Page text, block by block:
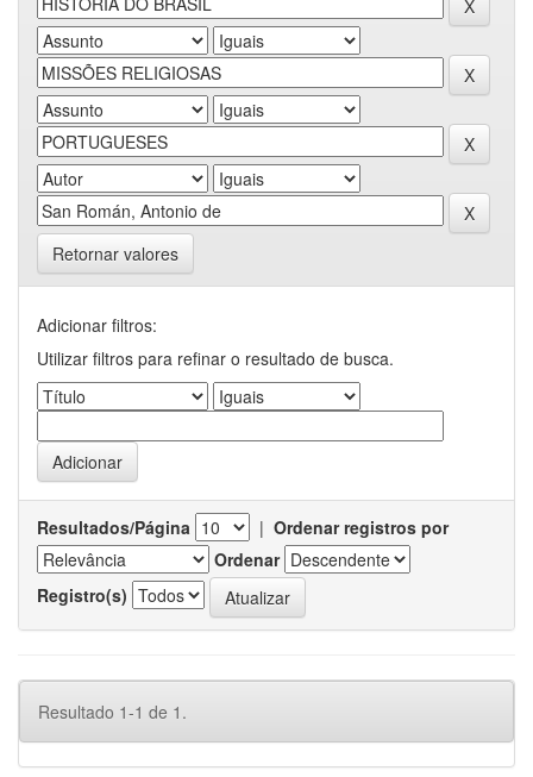
Retornar valores
Adicionar filtros:
Utilizar filtros para refinar o resultado de busca.
Resultados/Página | Ordenar registros por
Ordenar
Registro(s)
Resultado 1-1 de 1.